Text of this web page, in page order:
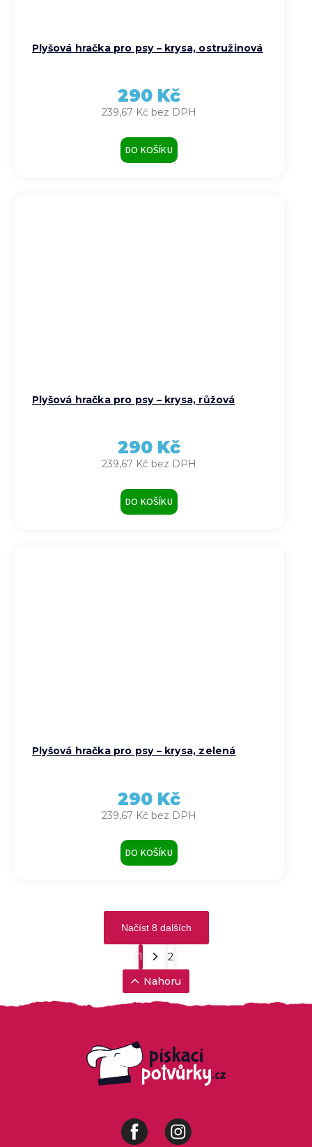
Plyšová hračka pro psy – krysa, ostružinová
239,67 Kč bez DPH
290 Kč
DO KOŠÍKU
Plyšová hračka pro psy – krysa, růžová
239,67 Kč bez DPH
290 Kč
DO KOŠÍKU
Plyšová hračka pro psy – krysa, zelená
239,67 Kč bez DPH
290 Kč
DO KOŠÍKU
Načíst 8 dalších
1
2
Nahoru
FacebookInstagram